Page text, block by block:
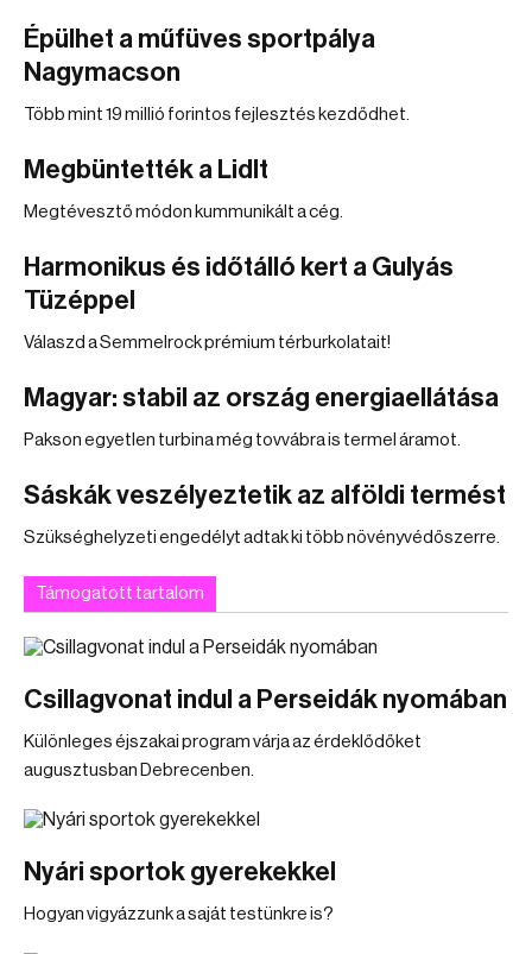
Épülhet a műfüves sportpálya
Nagymacson
Több mint 19 millió forintos fejlesztés kezdődhet.
Megbüntették a Lidlt
Megtévesztő módon kummunikált a cég.
Harmonikus és időtálló kert a Gulyás
Tüzéppel
Válaszd a Semmelrock prémium térburkolatait!
Magyar: stabil az ország energiaellátása
Pakson egyetlen turbina még tovvábra is termel áramot.
Sáskák veszélyeztetik az alföldi termést
Szükséghelyzeti engedélyt adtak ki több növényvédőszerre.
Támogatott tartalom
Csillagvonat indul a Perseidák nyomában
Különleges éjszakai program várja az érdeklődőket
augusztusban Debrecenben.
Nyári sportok gyerekekkel
Hogyan vigyázzunk a saját testünkre is?